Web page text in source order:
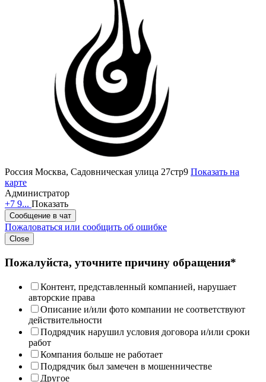
Россия Москва, Садовническая улица 27стр9 Показать на
карте
Администратор
+7 9... Показать
Сообщение в чат
Пожаловаться или сообщить об ошибке
Close
Пожалуйста, уточните причину обращения*
Контент, представленный компанией, нарушает
авторские права
Описание и/или фото компании не соответствуют
действительности
Подрядчик нарушил условия договора и/или сроки
работ
Компания больше не работает
Подрядчик был замечен в мошенничестве
Другое